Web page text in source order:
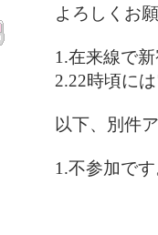
よろしくお
1.在来線で
2.22時頃に
以下、別件
1.不参加で